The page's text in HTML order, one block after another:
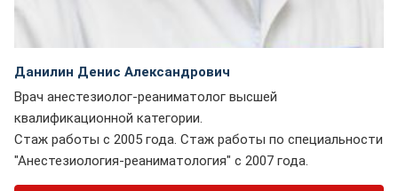
Данилин Денис Александрович
Врач анестезиолог-реаниматолог высшей
квалификационной категории.
Стаж работы с 2005 года. Стаж работы по специальности
"Анестезиология-реаниматология" с 2007 года.